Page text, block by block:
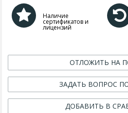
Наличие
сертификатов и
лицензий
ОТЛОЖИТЬ НА
ЗАДАТЬ ВОПРОС
ДОБАВИТЬ В